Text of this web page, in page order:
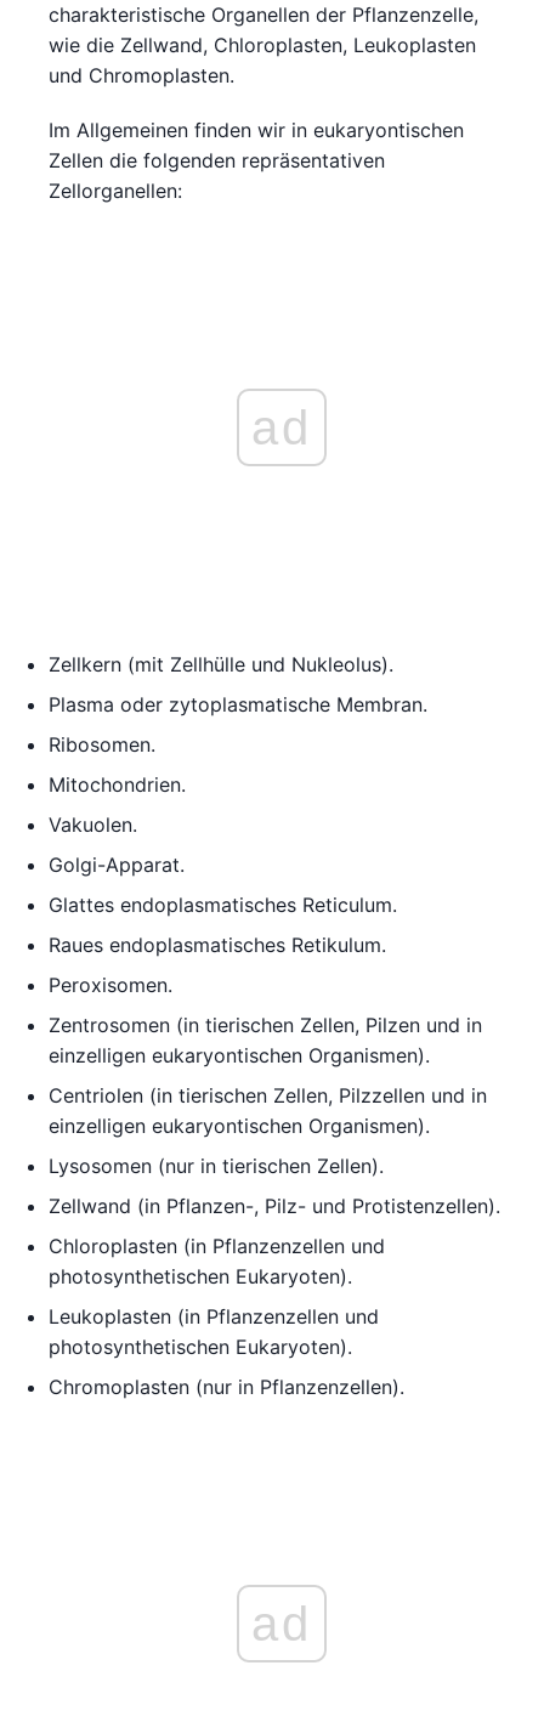
charakteristische Organellen der Pflanzenzelle,
wie die Zellwand, Chloroplasten, Leukoplasten
und Chromoplasten.
Im Allgemeinen finden wir in eukaryontischen
Zellen die folgenden repräsentativen
Zellorganellen:
ad
Zellkern (mit Zellhülle und Nukleolus).
Plasma oder zytoplasmatische Membran.
Ribosomen.
Mitochondrien.
Vakuolen.
Golgi-Apparat.
Glattes endoplasmatisches Reticulum.
Raues endoplasmatisches Retikulum.
Peroxisomen.
Zentrosomen (in tierischen Zellen, Pilzen und in
einzelligen eukaryontischen Organismen).
Centriolen (in tierischen Zellen, Pilzzellen und in
einzelligen eukaryontischen Organismen).
Lysosomen (nur in tierischen Zellen).
Zellwand (in Pflanzen-, Pilz- und Protistenzellen).
Chloroplasten (in Pflanzenzellen und
photosynthetischen Eukaryoten).
Leukoplasten (in Pflanzenzellen und
photosynthetischen Eukaryoten).
Chromoplasten (nur in Pflanzenzellen).
ad